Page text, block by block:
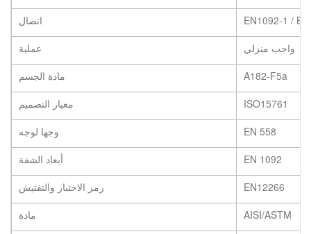
اتصال
EN1092-1 / B1
عملية
واجب منزلي
مادة الجسم
A182-F5a
معيار التصميم
ISO15761
وجها لوجه
EN 558
أبعاد الشفة
EN 1092
رمز الاختبار والتفتيش
EN12266
مادة
AISI/ASTM